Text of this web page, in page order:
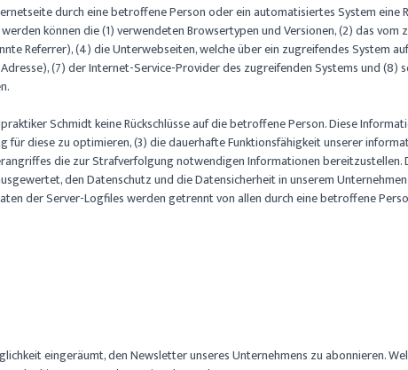
durch eine betroffene Person oder ein automatisiertes System eine
können die (1) verwendeten Browsertypen und Versionen, (2) das
Referrer), (4) die Unterwebseiten, welche über ein zugreifendes System
(7) der Internet-Service-Provider des zugreifenden Systems und (8)
Schmidt keine Rückschlüsse auf die betroffene Person. Diese
diese zu optimieren, (3) die dauerhafte Funktionsfähigkeit unserer
die zur Strafverfolgung notwendigen Informationen
den Datenschutz und die Datensicherheit in unserem
der Server-Logfiles werden getrennt von allen durch eine betroffene
eingeräumt, den Newsletter unseres Unternehmens zu abonnieren.